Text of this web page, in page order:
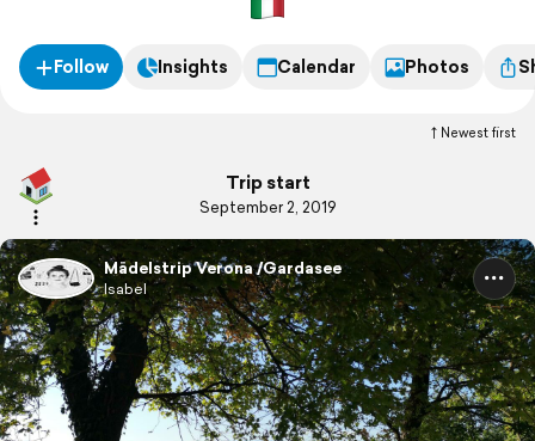
Follow Insights Calendar Photos
Newest first
Trip start
September 2, 2019
Mädelstrip Verona /Gardasee
Isabel